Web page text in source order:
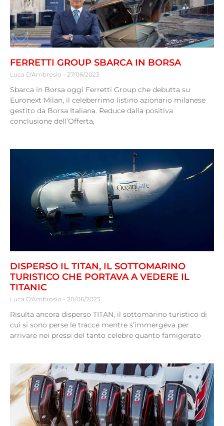
FERRETTI GROUP SBARCA IN BORSA
Luca D'Ambrosio 27/06/2023
Sbarca in Borsa oggi Ferretti Group che debutta su
Euronext Milan, il celeberrimo listino azionario milanese
gestito da Borsa Italiana. Reduce dalla positiva
conclusione dell’Offerta,
DISPERSO IL TITAN, IL SOTTOMARINO
TURISTICO CHE PORTAVA A VEDERE IL
TITANIC
Luca D'Ambrosio 20/06/2023
Risulta ancora disperso TITAN, il sottomarino turistico di
cui si sono perse le tracce mentre s’immergeva per
arrivare nei pressi del tanto celebre quanto famigerato